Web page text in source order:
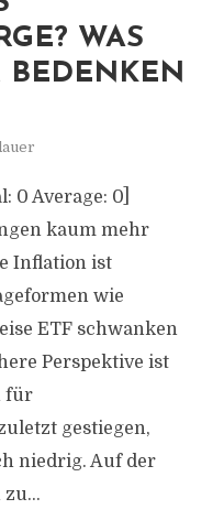
WAS
BEDENKEN
0 Average: 0]
kaum mehr
Inflation ist
wie
ETF schwanken
Perspektive ist
für
gestiegen,
niedrig. Auf der